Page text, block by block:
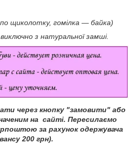
щиколотку, гомілка — байка)
з натуральної замші.
через кнопку "замовити" або
на сайті. Пересилаємо
за рахунок одержувача
200 грн).